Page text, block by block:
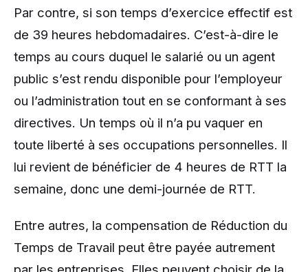
Par contre, si son temps d’exercice effectif est
de 39 heures hebdomadaires. C’est-à-dire le
temps au cours duquel le salarié ou un agent
public s’est rendu disponible pour l’employeur
ou l’administration tout en se conformant à ses
directives. Un temps où il n’a pu vaquer en
toute liberté à ses occupations personnelles. Il
lui revient de bénéficier de 4 heures de RTT la
semaine, donc une demi-journée de RTT.
Entre autres, la compensation de Réduction du
Temps de Travail peut être payée autrement